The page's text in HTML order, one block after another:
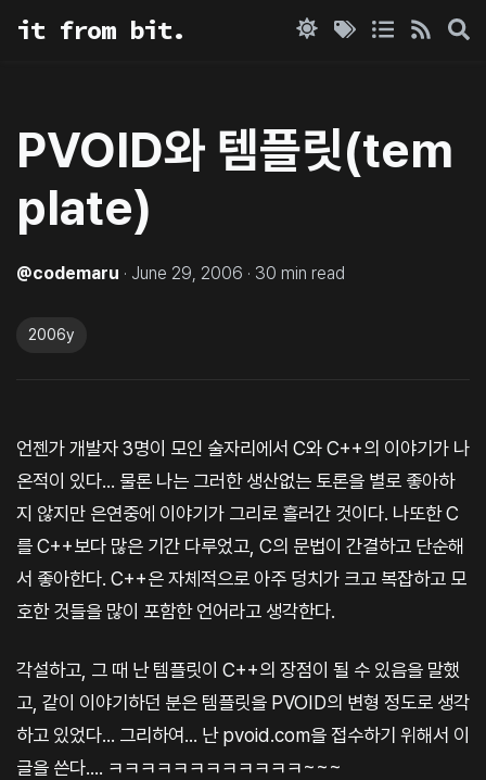
it from bit.
PVOID와 템플릿(tem
plate)
@codemaru · June 29, 2006 · 30 min read
2006y
언젠가 개발자 3명이 모인 술자리에서 C와 C++의 이야기가 나
온적이 있다... 물론 나는 그러한 생산없는 토론을 별로 좋아하
지 않지만 은연중에 이야기가 그리로 흘러간 것이다. 나또한 C
를 C++보다 많은 기간 다루었고, C의 문법이 간결하고 단순해
서 좋아한다. C++은 자체적으로 아주 덩치가 크고 복잡하고 모
호한 것들을 많이 포함한 언어라고 생각한다.
각설하고, 그 때 난 템플릿이 C++의 장점이 될 수 있음을 말했
고, 같이 이야기하던 분은 템플릿을 PVOID의 변형 정도로 생각
하고 있었다... 그리하여... 난 pvoid.com을 접수하기 위해서 이
글을 쓴다.... ㅋㅋㅋㅋㅋㅋㅋㅋㅋㅋㅋㅋ~~~